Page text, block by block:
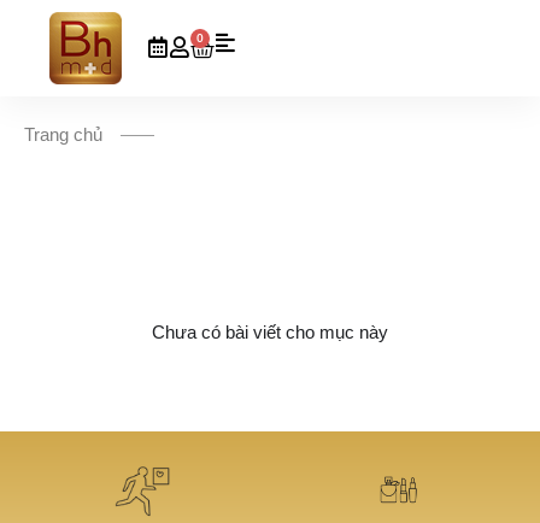
0
Trang chủ
Chưa có bài viết cho mục này